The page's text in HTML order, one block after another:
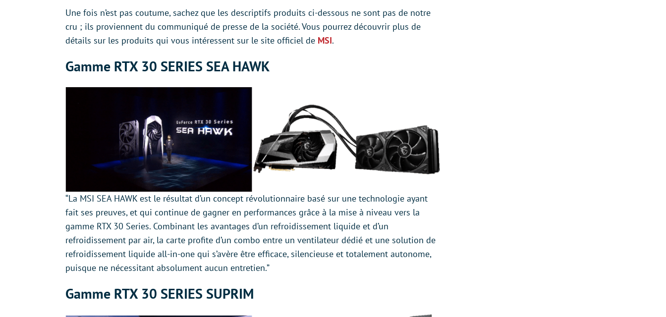
Une fois n’est pas coutume, sachez que les descriptifs produits ci-dessous ne sont pas de notre
cru ; ils proviennent du communiqué de presse de la société. Vous pourrez découvrir plus de
détails sur les produits qui vous intéressent sur le site officiel de MSI.
Gamme RTX 30 SERIES SEA HAWK
“La MSI SEA HAWK est le résultat d’un concept révolutionnaire basé sur une technologie ayant
fait ses preuves, et qui continue de gagner en performances grâce à la mise à niveau vers la
gamme RTX 30 Series. Combinant les avantages d’un refroidissement liquide et d’un
refroidissement par air, la carte profite d’un combo entre un ventilateur dédié et une solution de
refroidissement liquide all-in-one qui s’avère être efficace, silencieuse et totalement autonome,
puisque ne nécessitant absolument aucun entretien.”
Gamme RTX 30 SERIES SUPRIM